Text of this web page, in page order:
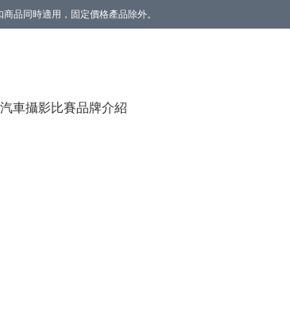
品同時適用，固定價格產品除外。
汽車攝影比賽品牌介紹